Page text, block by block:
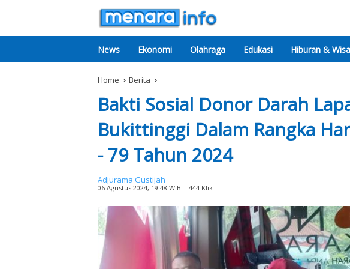
News Ekonomi Olahraga Edukasi Hiburan &
Home Berita
Bakti Sosial Donor Darah
Bukittinggi Dalam Rangka
- 79 Tahun 2024
Adjurama Gustijah
06 Agustus 2024, 19:48 WIB | 444 Klik